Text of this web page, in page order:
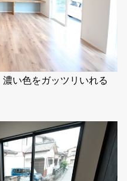
い色をガッツリいれる